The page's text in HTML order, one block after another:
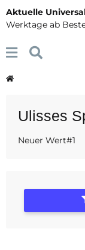
Aktuelle
Werktage ab
Ulisses
Neuer Wert#1